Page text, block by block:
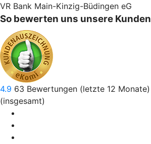
VR Bank Main-Kinzig-Büdingen eG
So bewerten uns unsere Kunden
4.9 63 Bewertungen (letzte 12 Monate)
(insgesamt)